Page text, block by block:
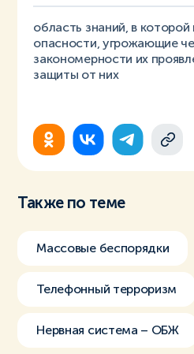
область знаний, в
опасности, угрожающие
закономерности их
защиты от них
Также по теме
Массовые беспорядки
Телефонный терроризм
Нервная система – ОБЖ